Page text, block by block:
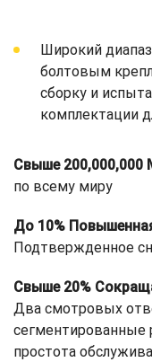
Широкий
болтовым
сборку и
комплектации
Свыше 200,000,000
по всему миру
До 10%
Подтвержденное
Свыше 20%
Два смотровых
сегментированные
простота